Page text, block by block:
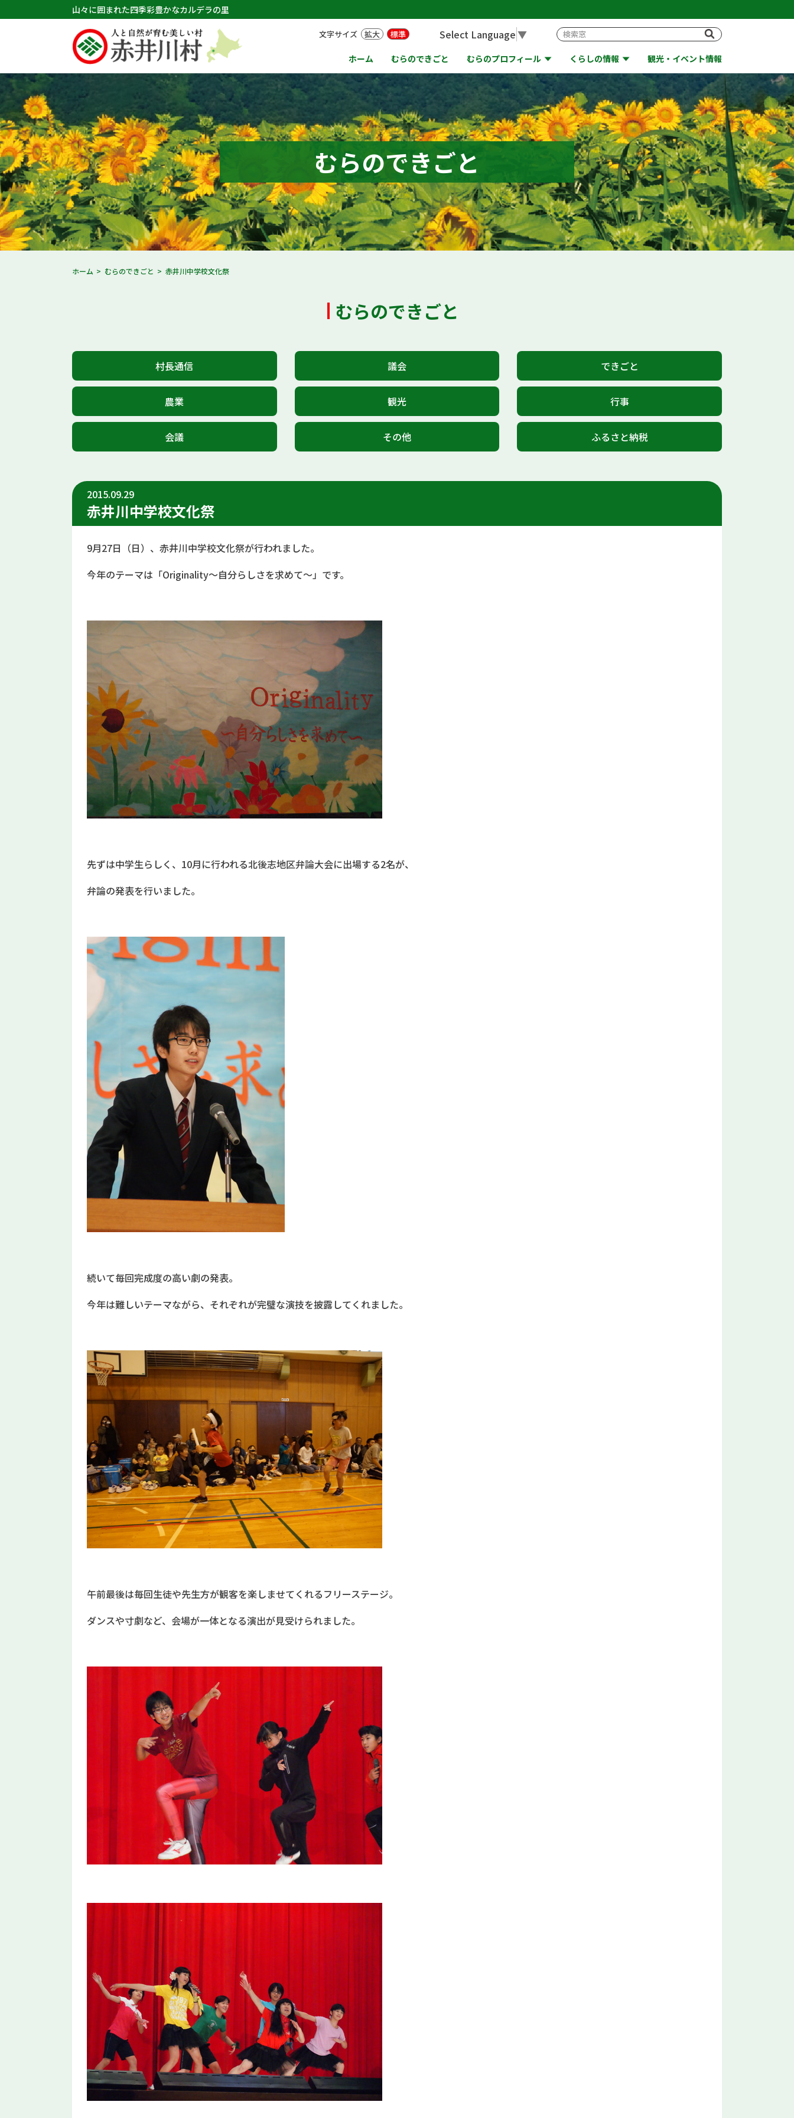
山々に囲まれた四季彩豊かなカルデラの里
ホーム むらのできごと むらのプロフィール くらしの情報 観光・イベント情報
文字サイズ 拡大 標準 Select Language▼
むらのできごと
ホーム むらのできごと 赤井川中学校文化祭
むらのできごと
村長通信 議会 できごと
農業 観光 行事
会議 その他 ふるさと納税
2015.09.29
赤井川中学校文化祭
9月27日（日）、赤井川中学校文化祭が行われました。
今年のテーマは「Originality～自分らしさを求めて～」です。
先ずは中学生らしく、10月に行われる北後志地区弁論大会に出場する2名が、
弁論の発表を行いました。
続いて毎回完成度の高い劇の発表。
今年は難しいテーマながら、それぞれが完璧な演技を披露してくれました。
午前最後は毎回生徒や先生方が観客を楽しませてくれるフリーステージ。
ダンスや寸劇など、会場が一体となる演出が見受けられました。